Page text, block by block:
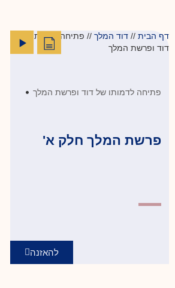
דף הבית // דוד המלך // פתיחה לדמותו של
דוד ופרשת המלך
פתיחה לדמותו של דוד ופרשת המלך •
פרשת המלך חלק א'
להאזנה